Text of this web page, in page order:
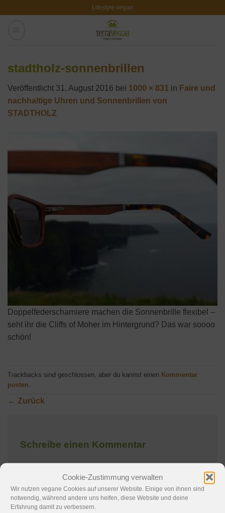
Cookie-Zustimmung verwalten
Wir nutzen vegane Cookies auf unserer Website. Einige von ihnen sind
notwendig, während andere uns helfen, diese Website und deine
Erfahrung damit zu verbessern.
Lifestyle vegan
stadtholz-sonnenbrillen
Veröffentlicht 31. August 2016 bei 1000 × 831 in Faire und
nachhaltige Uhren und Sonnenbrillen von
STADTHOLZ
Doppelfederscharniere machen die Sonnenbrille flexibel –
seht ihr die Cliffs of Moher im Hintergrund? Das war soooo
schön!
Trackbacks sind geschlossen, aber du kannst einen Kommentar
posten
← Zurück
Schreibe einen Kommentar
Erforderliche Felder sind mit*markiert
Kommentar*